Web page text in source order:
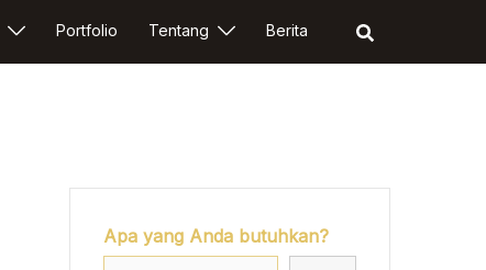
Portfolio Tentang Berita
Apa yang Anda butuhkan?